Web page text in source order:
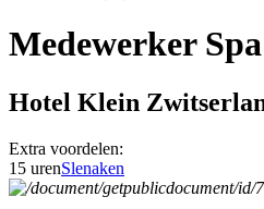
Medewerker
Hotel Klein
Extra voordelen:
15 urenSlenaken